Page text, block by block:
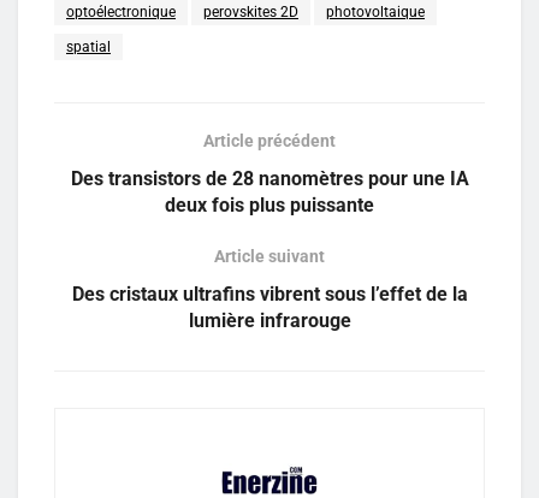
optoélectronique perovskites 2D photovoltaique
spatial
Article précédent
Des transistors de 28 nanomètres pour une IA
deux fois plus puissante
Article suivant
Des cristaux ultrafins vibrent sous l’effet de la
lumière infrarouge